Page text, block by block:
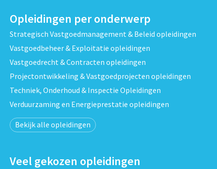
Opleidingen per onderwerp
Strategisch Vastgoedmanagement & Beleid opleidingen
Vastgoedbeheer & Exploitatie opleidingen
Vastgoedrecht & Contracten opleidingen
Projectontwikkeling & Vastgoedprojecten opleidingen
Techniek, Onderhoud & Inspectie Opleidingen
Verduurzaming en Energieprestatie opleidingen
Bekijk alle opleidingen
Veel gekozen opleidingen